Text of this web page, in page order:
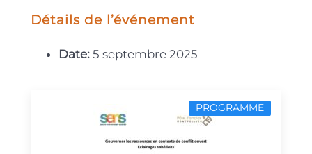
Détails de l’événement
Date: 5 septembre 2025
PROGRAMME